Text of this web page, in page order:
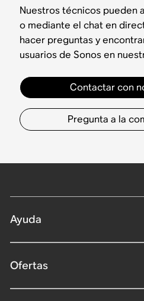
Nuestros técnicos pueden
o mediante el chat en
hacer preguntas y
usuarios de Sonos en
Contactar con
Pregunta a la
Ayuda
Ofertas